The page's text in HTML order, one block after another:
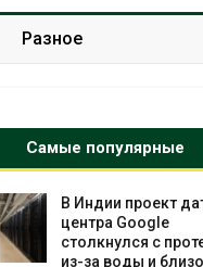
Разное
Самые популярные
В Индии проект
центра Google
столкнулся с
из-за воды и